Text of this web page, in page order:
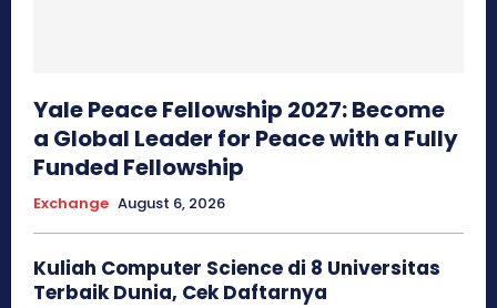
Yale Peace Fellowship 2027: Become
a Global Leader for Peace with a Fully
Funded Fellowship
Exchange August 6, 2026
Kuliah Computer Science di 8 Universitas
Terbaik Dunia, Cek Daftarnya